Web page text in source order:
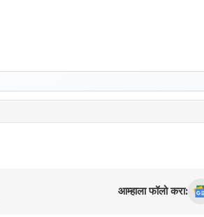
आम्हाला फॉलो करा: